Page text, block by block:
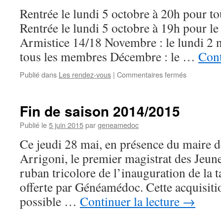
presse
Rentrée le lundi 5 octobre à 20h pour
Rentrée le lundi 5 octobre à 19h pour
Armistice 14/18 Novembre : le lundi 2
tous les membres Décembre : le …
Publié dans Les rendez-vous | Commentaires ferméssur
Fin de saison 2014/2015
Publié le5 juin 2015pargeneamedoc
Ce jeudi 28 mai, en présence du maire
Arrigoni, le premier magistrat des
ruban tricolore de l’inauguration de la
offerte par Généamédoc. Cette
possible … Continuer la lecture →